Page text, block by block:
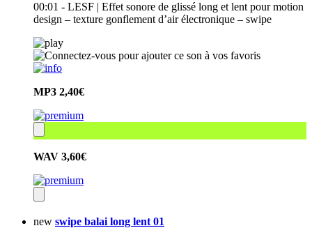
00:01 - LESF | Effet sonore de glissé long et lent pour motion
design – texture gonflement d’air électronique – swipe
MP3 2,40€
WAV 3,60€
new swipe balai long lent 01